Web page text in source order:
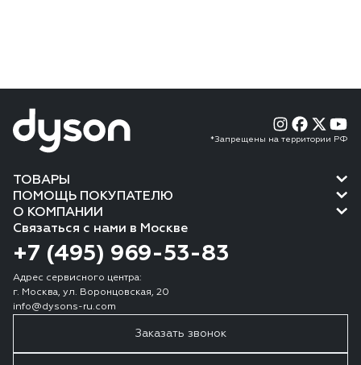
*Запрещены на территории РФ
ТОВАРЫ
ПОМОЩЬ ПОКУПАТЕЛЮ
О КОМПАНИИ
Связаться с нами в Москве
+7 (495) 969-53-83
Адрес сервисного центра:
г. Москва, ул. Воронцовская, 20
info@dysons-ru.com
Заказать звонок